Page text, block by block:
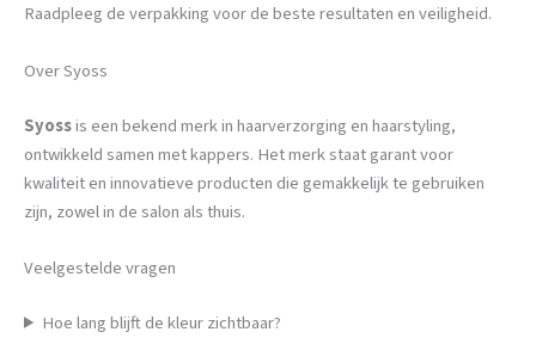
Raadpleeg de verpakking voor de beste resultaten en veiligheid.
Over Syoss
Syossis een bekend merk in haarverzorging en haarstyling,
ontwikkeld samen met kappers. Het merk staat garant voor
kwaliteit en innovatieve producten die gemakkelijk te gebruiken
zijn, zowel in de salon als thuis.
Veelgestelde vragen
Hoe lang blijft de kleur zichtbaar?